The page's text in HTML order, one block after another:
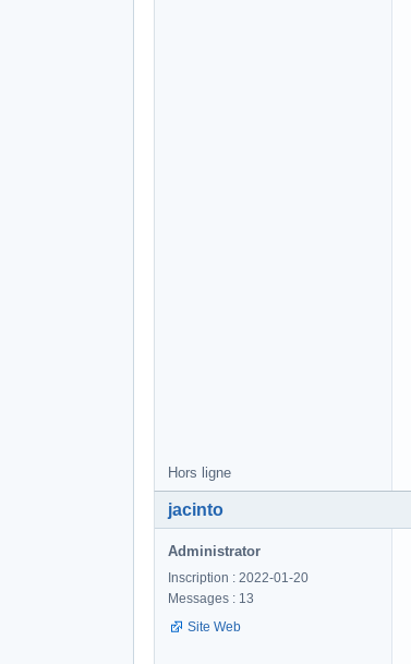
Hors ligne
jacinto
Administrator
Inscription : 2022-01-20
Messages : 13
Site Web